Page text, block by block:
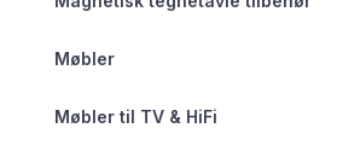
Møbler
Møbler til TV & HiFi